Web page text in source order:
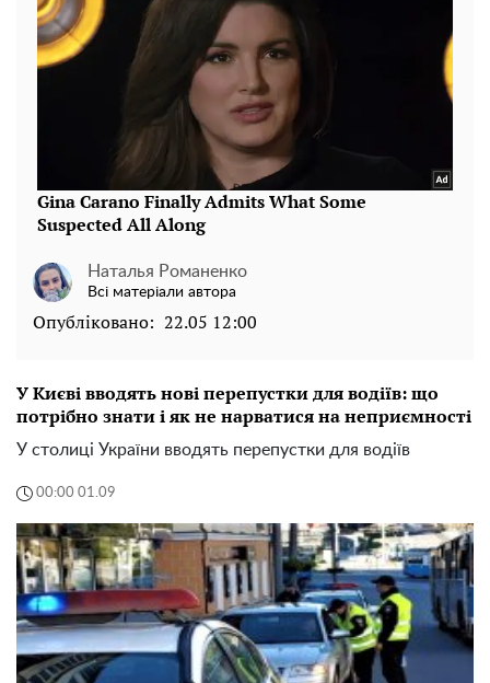
Наталья Романенко
Всі матеріали автора
Опубліковано: 22.05 12:00
У Києві вводять нові перепустки для водіїв: що
потрібно знати і як не нарватися на неприємності
У столиці України вводять перепустки для водіїв
00:00 01.09